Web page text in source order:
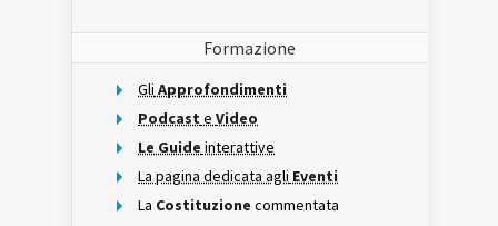
Formazione
Gli Approfondimenti
Podcast e Video
Le Guide interattive
La pagina dedicata agli Eventi
La Costituzione commentata